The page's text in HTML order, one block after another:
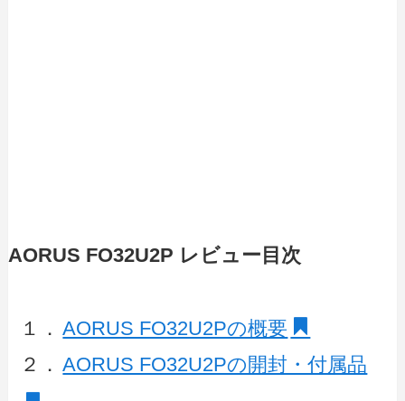
AORUS FO32U2P レビュー目次
１． AORUS FO32U2Pの概要
２． AORUS FO32U2Pの開封・付属品